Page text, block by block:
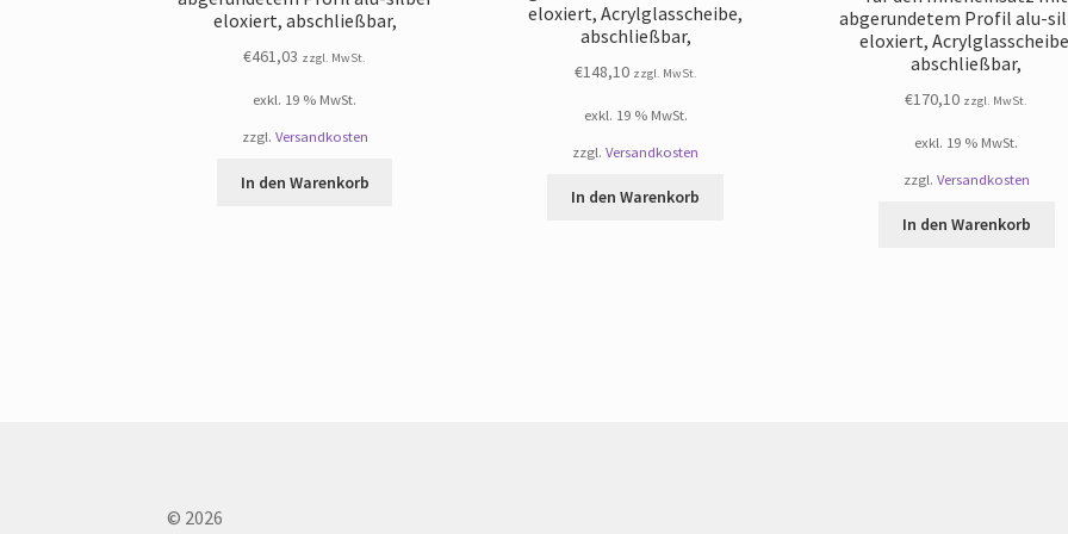
eloxiert, abschließbar,
€461,03 zzgl. MwSt.
exkl. 19 % MwSt.
zzgl. Versandkosten
In den Warenkorb
eloxiert, Acrylglasscheibe,
abschließbar,
€148,10 zzgl. MwSt.
exkl. 19 % MwSt.
zzgl.Versandkosten
In den Warenkorb
abgerundetem Profil alu-
eloxiert,
abschließbar,
€170,10 zzgl. MwSt.
exkl. 19 % MwSt.
zzgl. Versandkosten
In den Warenkorb
© 2026